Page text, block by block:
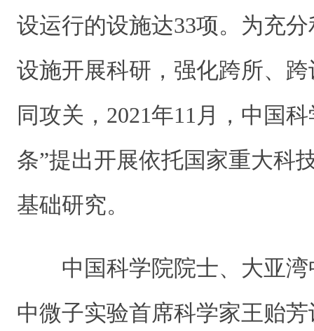
设运行的设施达33项。为充
设施开展科研，强化跨所、
同攻关，2021年11月，中国
条”提出开展依托国家重大科
基础研究。
中国科学院院士、大亚
中微子实验首席科学家王贻